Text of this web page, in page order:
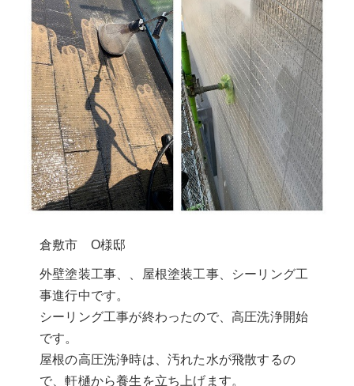
倉敷市 O様邸
外壁塗装工事、、屋根塗装工事、シーリング工
事進行中です。
シーリング工事が終わったので、高圧洗浄開始
です。
屋根の高圧洗浄時は、汚れた水が飛散するの
で、軒樋から養生を立ち上げます。